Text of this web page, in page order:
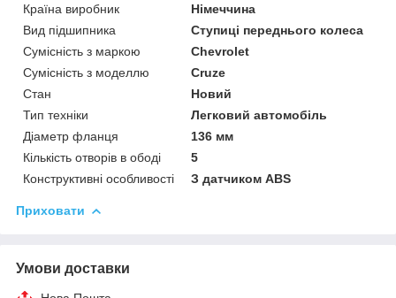
Країна виробник
Німеччина
Вид підшипника
Ступиці переднього колеса
Сумісність з маркою
Chevrolet
Сумісність з моделлю
Cruze
Стан
Новий
Тип техніки
Легковий автомобіль
Діаметр фланця
136 мм
Кількість отворів в ободі
5
Конструктивні особливості
З датчиком ABS
Приховати
Умови доставки